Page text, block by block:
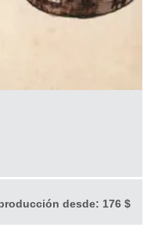
desde: 176 $